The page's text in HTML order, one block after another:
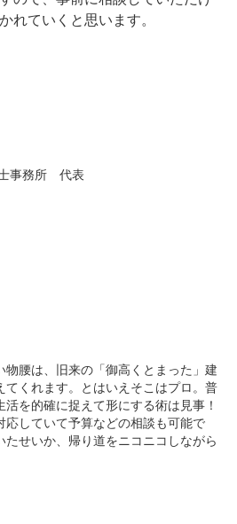
れていくと思います。
事務所 代表
物腰は、旧来の「御高くとまった」建
てくれます。とはいえそこはプロ。普
を的確に捉えて形にする術は見事！
応していて予算などの相談も可能で
せいか、帰り道をニコニコしながら